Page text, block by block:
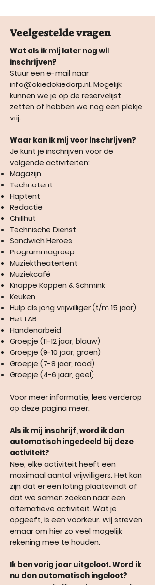
Veelgestelde vragen
Wat als ik mij later nog wil
inschrijven?
Stuur een e-mail naar
info@okiedokiedorp.nl. Mogelijk
kunnen we je op de reservelijst
zetten of hebben we nog een plekje
vrij.
Waar kan ik mij voor inschrijven?
Je kunt je inschrijven voor de
volgende activiteiten:
Magazijn
Technotent
Haptent
Redactie
Chillhut
Technische Dienst
Sandwich Heroes
Programmagroep
Muziektheatertent
Muziekcafé
Knappe Koppen & Schmink
Keuken
Hulp als jong vrijwilliger (t/m 15 jaar)
Het LAB
Handenarbeid
Groepje (11-12 jaar, blauw)
Groepje (9-10 jaar, groen)
Groepje (7-8 jaar, rood)
Groepje (4-6 jaar, geel)
Voor meer informatie, lees verderop
op deze pagina meer.
Als ik mij inschrijf, word ik dan
automatisch ingedeeld bij deze
activiteit?
Nee, elke activiteit heeft een
maximaal aantal vrijwilligers. Het kan
zijn dat er een loting plaatsvindt of
dat we samen zoeken naar een
alternatieve activiteit. Wat je
opgeeft, is een voorkeur. Wij streven
ernaar om hier zo veel mogelijk
rekening mee te houden.
Ik ben vorig jaar uitgeloot. Word ik
nu dan automatisch ingeloot?